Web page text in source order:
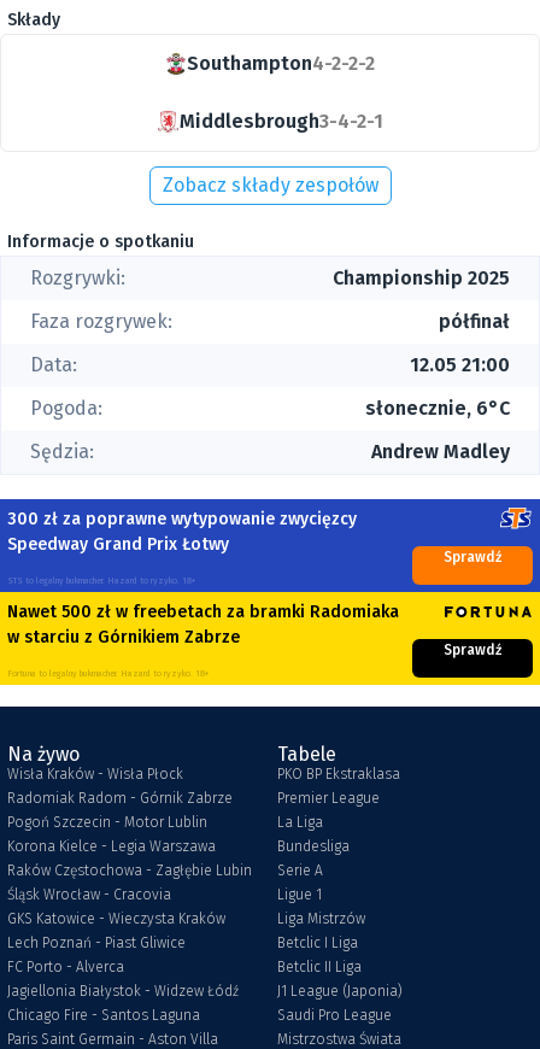
Składy
Southampton4-2-2-2
Middlesbrough3-4-2-1
Zobacz składy zespołów
Informacje o spotkaniu
Rozgrywki:
Championship 2025
Faza rozgrywek:
półfinał
Data:
12.05 21:00
Pogoda:
słonecznie, 6°C
Sędzia:
Andrew Madley
300 zł za poprawne wytypowanie zwycięzcy
Speedway Grand Prix Łotwy
STS to legalny bukmacher. Hazard to ryzyko. 18+
Sprawdź
Nawet 500 zł w freebetach za bramki Radomiaka
w starciu z Górnikiem Zabrze
Fortuna to legalny bukmacher. Hazard to ryzyko. 18+
Sprawdź
Na żywo
Wisła Kraków - Wisła Płock
Radomiak Radom - Górnik Zabrze
Pogoń Szczecin - Motor Lublin
Korona Kielce - Legia Warszawa
Raków Częstochowa - Zagłębie Lubin
Śląsk Wrocław - Cracovia
GKS Katowice - Wieczysta Kraków
Lech Poznań - Piast Gliwice
FC Porto - Alverca
Jagiellonia Białystok - Widzew Łódź
Chicago Fire - Santos Laguna
Paris Saint Germain - Aston Villa
Tabele
PKO BP Ekstraklasa
Premier League
La Liga
Bundesliga
Serie A
Ligue 1
Liga Mistrzów
Betclic I Liga
Betclic II Liga
J1 League (Japonia)
Saudi Pro League
Mistrzostwa Świata